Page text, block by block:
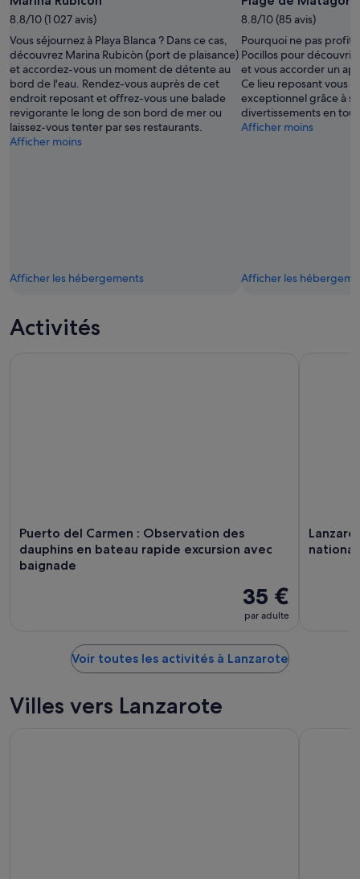
8.8/10 (1 027 avis)
Vous séjournez à Playa Blanca ? Dans ce cas,
découvrez Marina Rubicòn (port de plaisance)
et accordez-vous un moment de détente au
bord de l'eau. Rendez-vous auprès de cet
endroit reposant et offrez-vous une balade
revigorante le long de son bord de mer ou
laissez-vous tenter par ses restaurants.
Afficher moins
Afficher les hébergements
8.8/10 (85 avis)
Pourquoi ne pas
Pocillos pour
et vous accorder un
Ce lieu reposant vous
exceptionnel grâce à
divertissements en
Afficher moins
Afficher les
Activités
Puerto del Carmen : Observation des
dauphins en bateau rapide excursion avec
baignade
35 €
par adulte
Voir toutes les activités à Lanzarote
Villes vers Lanzarote